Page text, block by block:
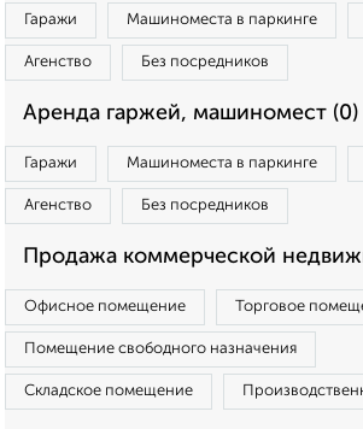
Гаражи Машиноместа в паркинге
Агенство Без посредников
Аренда гаржей, машиномест (0)
Гаражи Машиноместа в паркинге
Агенство Без посредников
Продажа коммерческой
Офисное помещение Торговое
Помещение свободного назначения
Складское помещение